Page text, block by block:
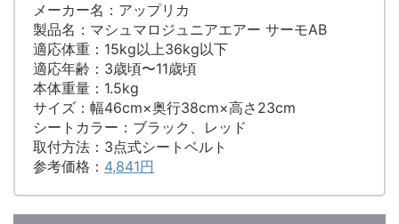
メーカー名：アップリカ
製品名：マシュマロジュニアエアー サーモAB
適応体重：15kg以上36kg以下
適応年齢：3歳頃〜11歳頃
本体重量：1.5kg
サイズ：幅46cm×奥行38cm×高さ23cm
シートカラー：ブラック、レッド
取付方法：3点式シートベルト
参考価格： 4,841円